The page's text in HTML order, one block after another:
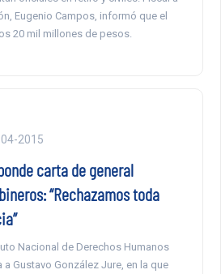
Eugenio Campos, informó que el
20 mil millones de pesos.
2015
carta de general
“Rechazamos toda
Nacional de Derechos Humanos
a Gustavo González Jure, en la que